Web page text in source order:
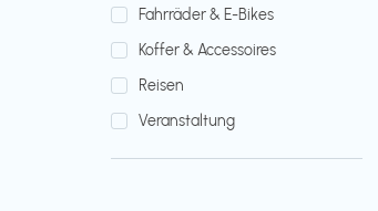
Fahrräder & E-Bikes
Koffer & Accessoires
Reisen
Veranstaltung